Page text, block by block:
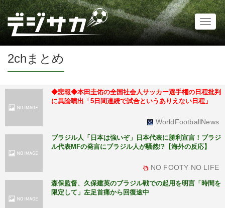
2chまとめ
◆悲報◆本田圭佑の全国社会人サッカー選手権の日程批判
に異論噴出「5日間連続で試合というありえない日程」
WorldFootballNews
ブラジル人「日本は強いぞ」日本代表に勝利宣言！ブラジ
ル代表MFの発言にブラジル人が騒然!?【海外の反応】
NO FOOTY NO LIFE
森保監督、久保建英のブラジル戦での起用を明言「時間を
限定して」左足首痛から回復途中